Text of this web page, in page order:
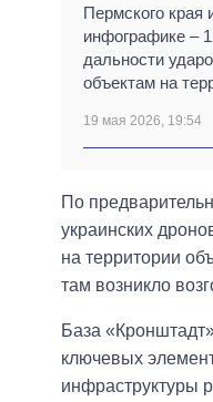
Пермского края
инфографике –
дальности
объектам на
19 мая 2026, 19:54
По
украинских
на территории
там возникло
База
ключевых
инфраструктуры